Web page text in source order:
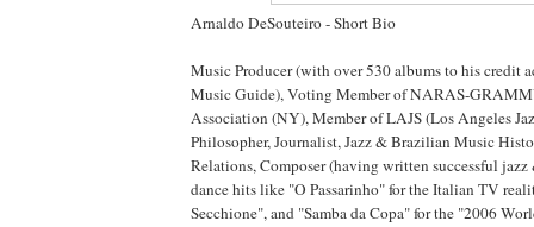
Arnaldo DeSouteiro - Short Bio
Music Producer (with over 530 albums to his credit
Music Guide), Voting Member of NARAS-
Association (NY), Member of LAJS (Los Angeles
Philosopher, Journalist, Jazz & Brazilian Music
Relations, Composer (having written successful jazz
dance hits like "O Passarinho" for the Italian TV
Secchione", and "Samba da Copa" for the "2006